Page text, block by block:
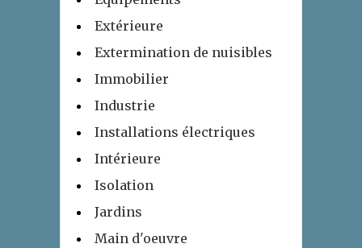
Extérieure
Extermination de nuisibles
Immobilier
Industrie
Installations électriques
Intérieure
Isolation
Jardins
Main d'oeuvre